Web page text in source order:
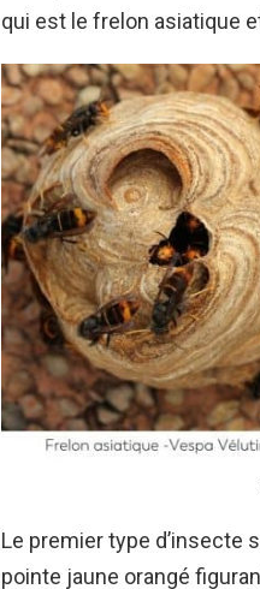
qui est le frelon asiatique
Le premier type d’insecte
pointe jaune orangé